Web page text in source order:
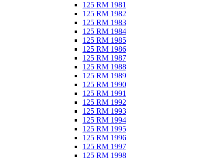
125 RM 1981
125 RM 1982
125 RM 1983
125 RM 1984
125 RM 1985
125 RM 1986
125 RM 1987
125 RM 1988
125 RM 1989
125 RM 1990
125 RM 1991
125 RM 1992
125 RM 1993
125 RM 1994
125 RM 1995
125 RM 1996
125 RM 1997
125 RM 1998